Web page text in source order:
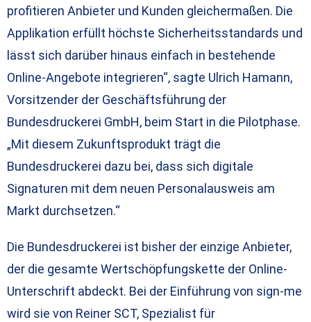
profitieren Anbieter und Kunden gleichermaßen. Die
Applikation erfüllt höchste Sicherheitsstandards und
lässt sich darüber hinaus einfach in bestehende
Online-Angebote integrieren“, sagte Ulrich Hamann,
Vorsitzender der Geschäftsführung der
Bundesdruckerei GmbH, beim Start in die Pilotphase.
„Mit diesem Zukunftsprodukt trägt die
Bundesdruckerei dazu bei, dass sich digitale
Signaturen mit dem neuen Personalausweis am
Markt durchsetzen.“
Die Bundesdruckerei ist bisher der einzige Anbieter,
der die gesamte Wertschöpfungskette der Online-
Unterschrift abdeckt. Bei der Einführung von sign-me
wird sie von Reiner SCT, Spezialist für